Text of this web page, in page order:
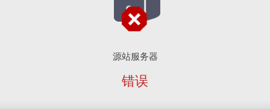
源站服务器
错误